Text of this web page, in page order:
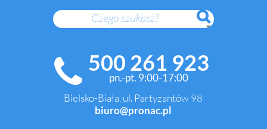
SZUKAJ
500 261 923
pn.-pt. 9:00-17:00
Bielsko-Biała, ul. Partyzantów 98
biuro@pronac.pl